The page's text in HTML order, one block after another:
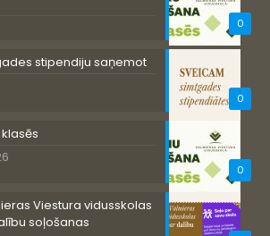
0
0
stipendiju saņemot
0
Viestura vidusskolas
soļošanas